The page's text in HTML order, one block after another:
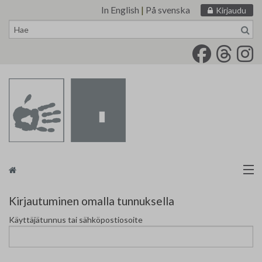
In English | På svenska Kirjaudu
sisältöön
Taidemaalariliitto
Näyttelytoiminta
Tarvikevälitys
Kirjautuminen omalla tunnuksella
Käyttäjätunnus tai sähköpostiosoite